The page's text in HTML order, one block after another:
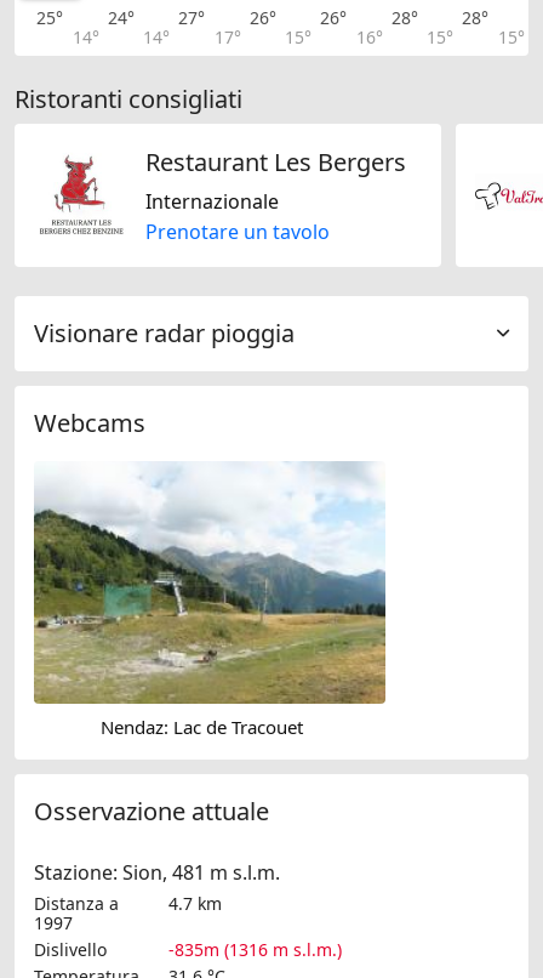
25°
14°
24°
14°
27°
17°
26°
15°
26°
16°
28°
15°
28°
15°
Ristoranti consigliati
Restaurant Les Bergers
Internazionale
Prenotare un tavolo
Visionare radar pioggia
Webcams
Nendaz: Lac de Tracouet
Osservazione attuale
Stazione: Sion, 481 m s.l.m.
Distanza a
1997
4.7 km
Dislivello
-835m (1316 m s.l.m.)